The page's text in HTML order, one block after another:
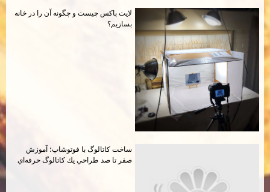
لايت باكس چيست و چگونه آن را در خانه
بسازيم؟
ساخت كاتالوگ با فوتوشاپ؛ آموزش
صفر تا صد طراحي يك كاتالوگ حرفه‌اي